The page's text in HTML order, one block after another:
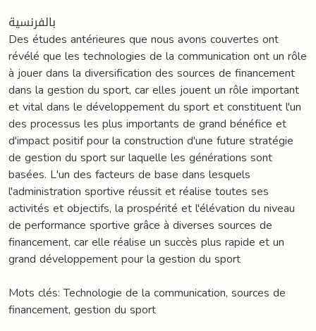
بالفرنسية
Des études antérieures que nous avons couvertes ont
révélé que les technologies de la communication ont un rôle
à jouer dans la diversification des sources de financement
dans la gestion du sport, car elles jouent un rôle important
et vital dans le développement du sport et constituent l'un
des processus les plus importants de grand bénéfice et
d'impact positif pour la construction d'une future stratégie
de gestion du sport sur laquelle les générations sont
basées. L'un des facteurs de base dans lesquels
l'administration sportive réussit et réalise toutes ses
activités et objectifs, la prospérité et l'élévation du niveau
de performance sportive grâce à diverses sources de
financement, car elle réalise un succès plus rapide et un
grand développement pour la gestion du sport
Mots clés: Technologie de la communication, sources de
financement, gestion du sport